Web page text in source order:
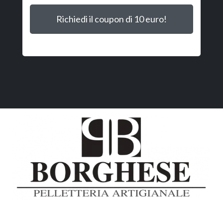
Richiedi il coupon di 10 euro!